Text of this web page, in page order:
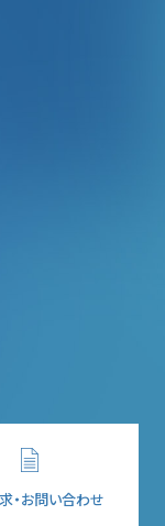
・お問い合わせ